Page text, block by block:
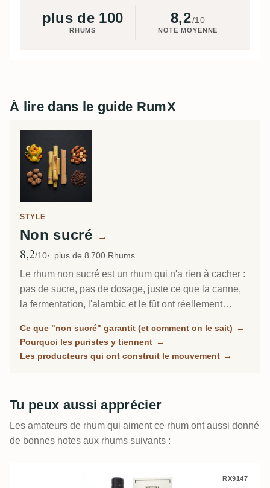
plus de 100
RHUMS
8,2/10
NOTE MOYENNE
À lire dans le guide RumX
STYLE
Non sucré →
Note moyenne
8,2/10 plus de 8 700 Rhums
Le rhum non sucré est un rhum qui n'a rien à cacher :
pas de sucre, pas de dosage, juste ce que la canne,
la fermentation, l'alambic et le fût ont réellement
connaisseurs qui croît le plus vite, et chaque bouteille
ici est classée d'après les mesures de sucre de la
Ce que "non sucré" garantit (et comment on le sait) →
Pourquoi les puristes y tiennent →
Les producteurs qui ont construit le mouvement →
Tu peux aussi apprécier
Les amateurs de rhum qui aiment ce rhum ont aussi donné
de bonnes notes aux rhums suivants :
Habitation Velier MHOBA 2017 RX9147